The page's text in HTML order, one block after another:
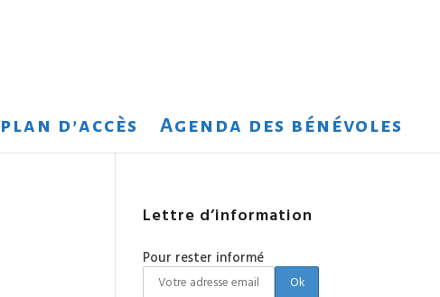
d’accès Agenda des bénévoles
Lettre d’information
Pour rester informé